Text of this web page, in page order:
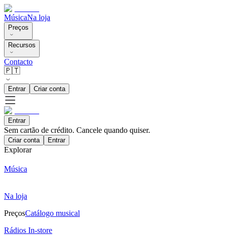
MúsicaNa loja
Preços
Recursos
Contacto
🇵🇹
Entrar Criar conta
Entrar
Sem cartão de crédito. Cancele quando quiser.
Criar conta Entrar
Explorar
Música
Na loja
PreçosCatálogo musical
Rádios In-store